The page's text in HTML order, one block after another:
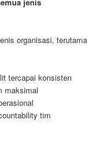
organisasi, terutama
tercapai konsisten
maksimal
tim